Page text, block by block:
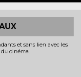
et sans lien avec les
cinéma.